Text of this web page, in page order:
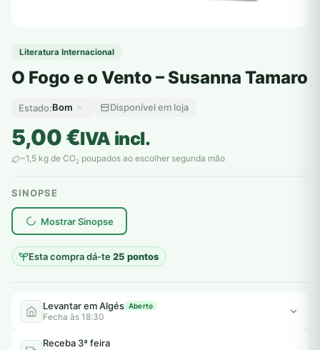
Literatura Internacional
O Fogo e o Vento – Susanna Tamaro
Estado:Bom Disponível em loja
5,00€IVA incl.
~1,5 kg de CO2 poupados ao escolher segunda mão
SINOPSE
Mostrar Sinopse
Esta compra dá-te25 pontos
plantar árvores reais
Levantar em Algés Aberto
Fecha às 18:30
Receba 3ª feira